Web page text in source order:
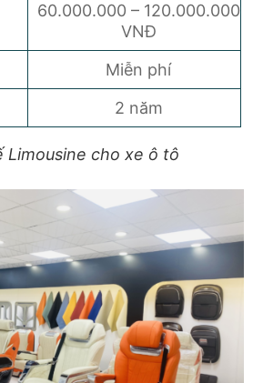
60.000.000 – 120.000.000
VNĐ
Miễn phí
2 năm
Limousine cho xe ô tô